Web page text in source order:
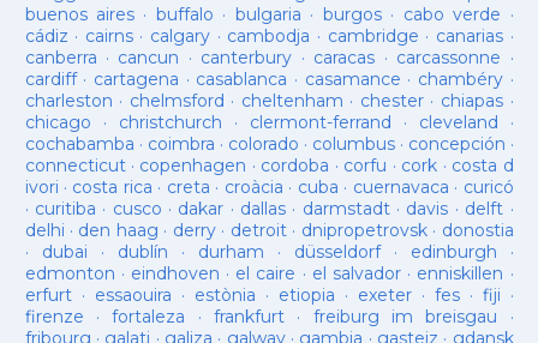
buenos aires· buffalo · bulgaria · burgos· cabo verde ·
cádiz · cairns· calgary · cambodja · cambridge · canarias·
canberra · cancun · canterbury · caracas · carcassonne ·
cardiff· cartagena · casablanca · casamance · chambéry·
charleston · chelmsford · cheltenham · chester· chiapas ·
chicago · christchurch · clermont-ferrand · cleveland ·
cochabamba · coimbra · colorado · columbus· concepción ·
connecticut· copenhagen · cordoba · corfu · cork · costa d
ivori · costa rica · creta · croàcia · cuba · cuernavaca · curicó
· curitiba · cusco · dakar · dallas · darmstadt· davis · delft ·
delhi · den haag · derry· detroit· dnipropetrovsk· donostia
· dubai · dublín · durham · düsseldorf· edinburgh ·
edmonton · eindhoven · el caire · el salvador · enniskillen ·
erfurt· essaouira · estònia · etiopia · exeter· fes· fiji ·
firenze ·fortaleza · frankfurt· freiburg im breisgau ·
fribourg · galati · galiza · galway· gambia · gasteiz · gdansk